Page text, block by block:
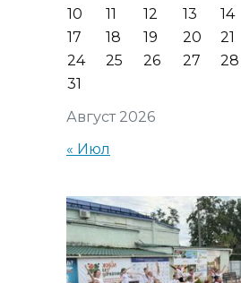
Август 2026
10
11 12 13 14
17
18 19 20 21
24
25 26 27 28
31
« Июл